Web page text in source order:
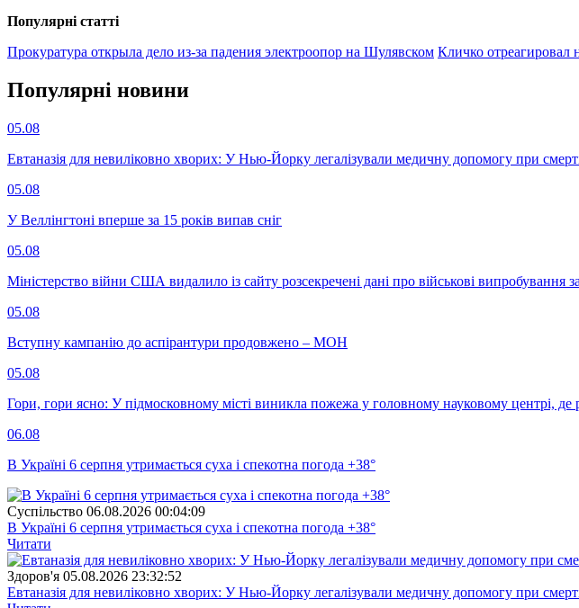
Популярнi статтi
Прокуратура открыла дело из-за падения электроопор на Шулявском Кличко
Популярнi новини
05.08
Евтаназія для невиліковно хворих: У Нью-Йорку легалізували медичну допомогу при
05.08
У Веллінгтоні вперше за 15 років випав сніг
05.08
Міністерство війни США видалило із сайту розсекречені дані про військові випробування
05.08
Вступну кампанію до аспірантури продовжено – МОН
05.08
Гори, гори ясно: У підмосковному місті виникла пожежа у головному науковому центрі, де
06.08
В Україні 6 серпня утримається суха і спекотна погода +38°
Суспiльство 06.08.2026 00:04:09
В Україні 6 серпня утримається суха і спекотна погода +38°
Читати
Здоров'я 05.08.2026 23:32:52
Евтаназія для невиліковно хворих: У Нью-Йорку легалізували медичну допомогу при